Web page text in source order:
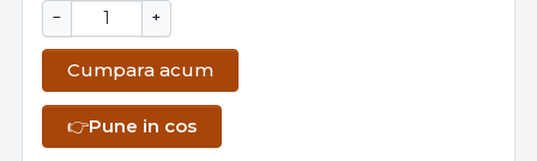
− +
Cumpara acum
👉Pune in cos